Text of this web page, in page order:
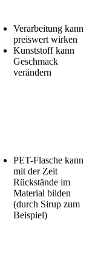
Verarbeitung kann
preiswert wirken
Kunststoff kann
Geschmack
verändern
PET-Flasche kann
mit der Zeit
Rückstände im
Material bilden
(durch Sirup zum
Beispiel)